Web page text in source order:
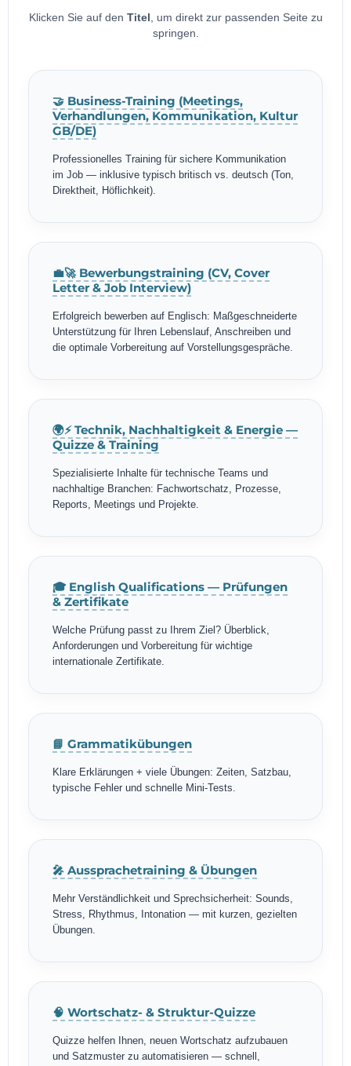
Klicken Sie auf den Titel , um direkt zur passenden Seite zu
springen.
🤝 Business-Training (Meetings,
Verhandlungen, Kommunikation, Kultur
GB/DE)
Professionelles Training für sichere Kommunikation
im Job — inklusive typisch britisch vs. deutsch (Ton,
Direktheit, Höflichkeit).
💼🚀 Bewerbungstraining (CV, Cover
Letter & Job Interview)
Erfolgreich bewerben auf Englisch: Maßgeschneiderte
Unterstützung für Ihren Lebenslauf, Anschreiben und
die optimale Vorbereitung auf Vorstellungsgespräche.
🌍⚡ Technik, Nachhaltigkeit & Energie —
Quizze & Training
Spezialisierte Inhalte für technische Teams und
nachhaltige Branchen: Fachwortschatz, Prozesse,
Reports, Meetings und Projekte.
🎓 English Qualifications — Prüfungen
& Zertifikate
Welche Prüfung passt zu Ihrem Ziel? Überblick,
Anforderungen und Vorbereitung für wichtige
internationale Zertifikate.
📘 Grammatikübungen
Klare Erklärungen + viele Übungen: Zeiten, Satzbau,
typische Fehler und schnelle Mini-Tests.
🎤 Aussprachetraining & Übungen
Mehr Verständlichkeit und Sprechsicherheit: Sounds,
Stress, Rhythmus, Intonation — mit kurzen, gezielten
Übungen.
🧠 Wortschatz- & Struktur-Quizze
Quizze helfen Ihnen, neuen Wortschatz aufzubauen
und Satzmuster zu automatisieren — schnell,